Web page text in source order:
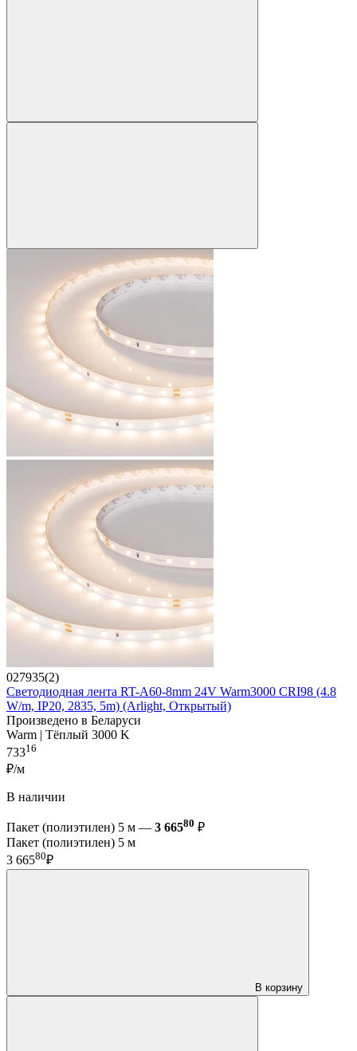
027935(2)
Светодиодная лента RT-A60-8mm 24V Warm3000 CRI98 (4.8
W/m, IP20, 2835, 5m) (Arlight, Открытый)
Произведено в Беларуси
Warm | Тёплый 3000 K
73316
₽/м
В наличии
Пакет (полиэтилен) 5 м — 3 66580 ₽
Пакет (полиэтилен) 5 м
3 66580₽
В корзину